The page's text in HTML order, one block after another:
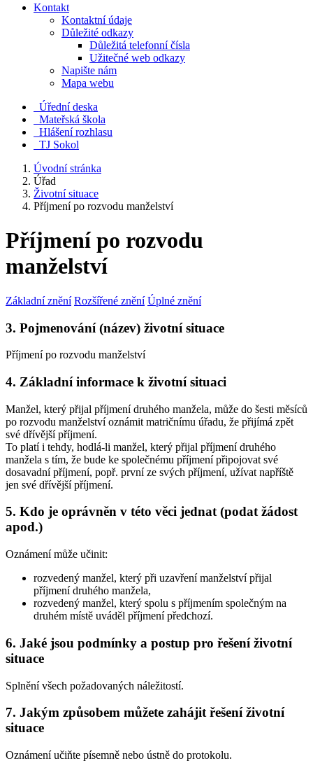
Kontakt
Kontaktní údaje
Důležité odkazy
Důležitá telefonní čísla
Užitečné web odkazy
Napište nám
Mapa webu
Úřední deska
Mateřská škola
Hlášení rozhlasu
TJ Sokol
Úvodní stránka
Úřad
Životní situace
Příjmení po rozvodu manželství
Příjmení po rozvodu
manželství
Základní znění Rozšířené znění Úplné znění
3. Pojmenování (název) životní situace
Příjmení po rozvodu manželství
4. Základní informace k životní situaci
Manžel, který přijal příjmení druhého manžela, může do šesti měsíců
po rozvodu manželství oznámit matričnímu úřadu, že přijímá zpět
své dřívější příjmení.
To platí i tehdy, hodlá-li manžel, který přijal příjmení druhého
manžela s tím, že bude ke společnému příjmení připojovat své
dosavadní příjmení, popř. první ze svých příjmení, užívat napříště
jen své dřívější příjmení.
5. Kdo je oprávněn v této věci jednat (podat žádost
apod.)
Oznámení může učinit:
rozvedený manžel, který při uzavření manželství přijal
příjmení druhého manžela,
rozvedený manžel, který spolu s příjmením společným na
druhém místě uváděl příjmení předchozí.
6. Jaké jsou podmínky a postup pro řešení životní
situace
Splnění všech požadovaných náležitostí.
7. Jakým způsobem můžete zahájit řešení životní
situace
Oznámení učiňte písemně nebo ústně do protokolu.